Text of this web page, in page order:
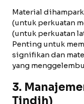
Material
(untuk perkuatan
(untuk perkuatan
Penting untuk
signifikan dan
yang
3.
Tindih)